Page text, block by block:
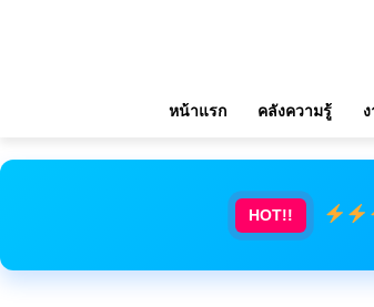
หน้าแรก คลังความรู้
HOT!!